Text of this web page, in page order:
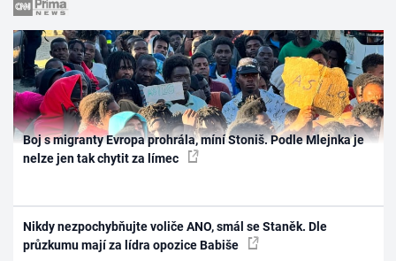
Boj s migranty Evropa prohrála, míní Stoniš. Podle Mlejnka je
nelze jen tak chytit za límec
Nikdy nezpochybňujte voliče ANO, smál se Staněk. Dle
průzkumu mají za lídra opozice Babiše